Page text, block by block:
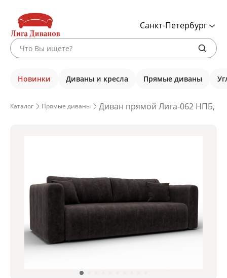
Санкт-Петербург
Новинки Диваны и кресла Прямые диваны
Каталог Прямые диваны Диван прямой Лига-062 НПБ,